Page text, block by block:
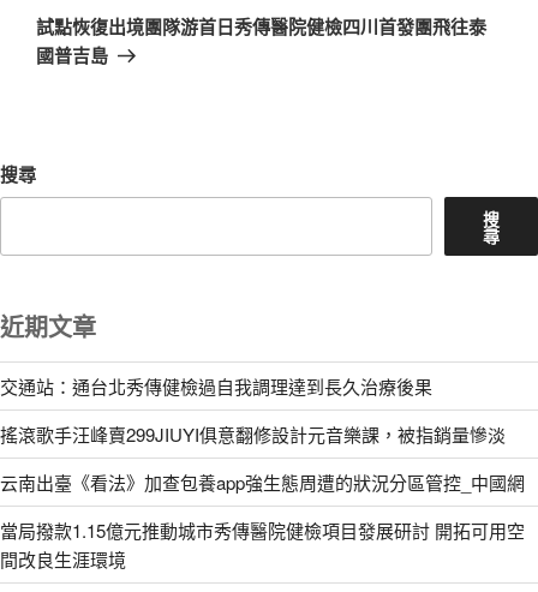
一
篇
試點恢復出境團隊游首日秀傳醫院健檢四川首發團飛往泰
國普吉島
搜尋
搜
尋
近期文章
交通站：通台北秀傳健檢過自我調理達到長久治療後果
搖滾歌手汪峰賣299JIUYI俱意翻修設計元音樂課，被指銷量慘淡
云南出臺《看法》加查包養app強生態周遭的狀況分區管控_中國網
當局撥款1.15億元推動城市秀傳醫院健檢項目發展研討 開拓可用空
間改良生涯環境